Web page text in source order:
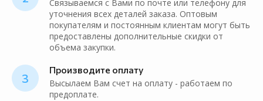
Связываемся с Вами по почте или телефону для
уточнения всех деталей заказа. Оптовым
покупателям и постоянным клиентам могут быть
предоставлены дополнительные скидки от
объема закупки.
3
Производите оплату
Высылаем Вам счет на оплату - работаем по
предоплате.